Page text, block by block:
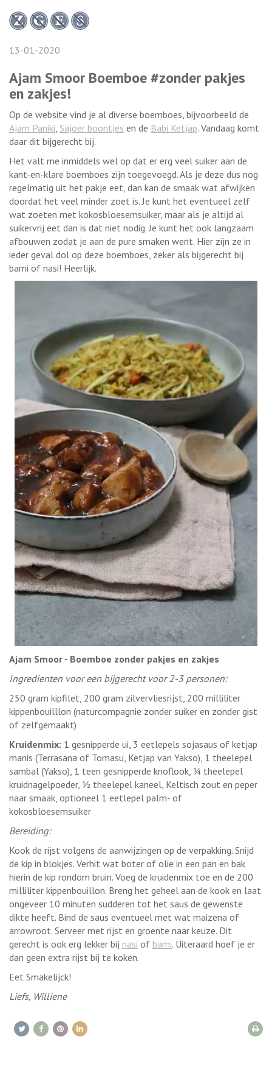
13-01-2020
Ajam Smoor Boemboe #zonder pakjes
en zakjes!
Op de website vind je al diverse boemboes, bijvoorbeeld de
Ajam Paniki Sajoer boontjes en de Babi Ketjap. Vandaag komt
daar dit bijgerecht bij.
Het valt me inmiddels wel op dat er erg veel suiker aan de
kant-en-klare boemboes zijn toegevoegd. Als je deze dus nog
regelmatig uit het pakje eet, dan kan de smaak wat afwijken
doordat het veel minder zoet is. Je kunt het eventueel zelf
wat zoeten met kokosbloesemsuiker, maar als je altijd al
suikervrij eet dan is dat niet nodig. Je kunt het ook langzaam
afbouwen zodat je aan de pure smaken went. Hier zijn ze in
ieder geval dol op deze boemboes, zeker als bijgerecht bij
bami of nasi! Heerlijk.
Ajam Smoor - Boemboe zonder pakjes en zakjes
Ingredienten voor een bijgerecht voor 2-3 personen:
250 gram kipfilet, 200 gram zilvervliesrijst, 200 milliliter
kippenbouilllon (naturcompagnie zonder suiker en zonder gist
of zelfgemaakt)
Kruidenmix: 1 gesnipperde ui, 3 eetlepels sojasaus of ketjap
manis (Terrasana of Tomasu, Ketjap van Yakso), 1 theelepel
sambal (Yakso), 1 teen gesnipperde knoflook, ¼ theelepel
kruidnagelpoeder, ½ theelepel kaneel, Keltisch zout en peper
naar smaak, optioneel 1 eetlepel palm- of
kokosbloesemsuiker
Bereiding:
Kook de rijst volgens de aanwijzingen op de verpakking. Snijd
de kip in blokjes. Verhit wat boter of olie in een pan en bak
hierin de kip rondom bruin. Voeg de kruidenmix toe en de 200
milliliter kippenbouillon. Breng het geheel aan de kook en laat
ongeveer 10 minuten sudderen tot het saus de gewenste
dikte heeft. Bind de saus eventueel met wat maizena of
arrowroot. Serveer met rijst en groente naar keuze. Dit
gerecht is ook erg lekker bij nasi of bami. Uiteraard hoef je er
dan geen extra rijst bij te koken.
Eet Smakelijck!
Liefs, Williene